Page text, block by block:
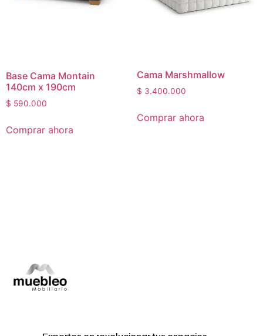
Base Cama Montain
140cm x 190cm
$ 590.000
Comprar ahora
Cama Marshmallow
$ 3.400.000
Comprar ahora